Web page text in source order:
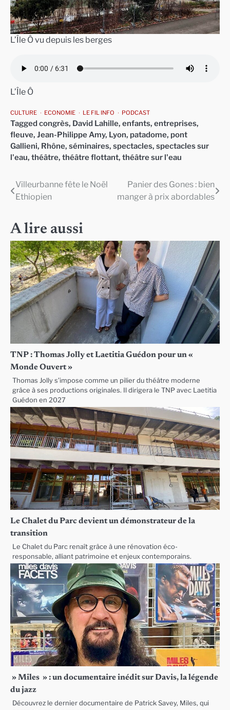
L’Île Ô vu depuis les berges
L’Île Ô
CULTURE ECONOMIE LE FIL INFO PODCAST
Tagged congrès, David Lahille, enfants, entreprises,
fleuve, Jean-Philippe Amy, Lyon, patadome, pont
Gallieni, Rhône, séminaires, spectacles, spectacles sur
l'eau, théâtre, théâtre flottant, théâtre sur l'eau
Navigation
l’article
Villeurbanne fête le Noël
Ethiopien
Panier des Gones : bien
manger à prix abordables
A lire aussi
TNP : Thomas Jolly et Laetitia Guédon pour un «
Monde Ouvert »
Thomas Jolly s’impose comme un pilier du théâtre moderne
grâce à ses productions originales. Il dirigera le TNP avec Laetitia
Guédon en 2027
Le Chalet du Parc devient un démonstrateur de la
transition
Le Chalet du Parc renaît grâce à une rénovation éco-
responsable, alliant patrimoine et enjeux contemporains.
» Miles » : un documentaire inédit sur Davis, la légende
du jazz
Découvrez le dernier documentaire de Patrick Savey, Miles, qui